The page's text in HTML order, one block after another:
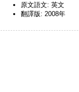
原文語文: 英文
翻譯版: 2008年